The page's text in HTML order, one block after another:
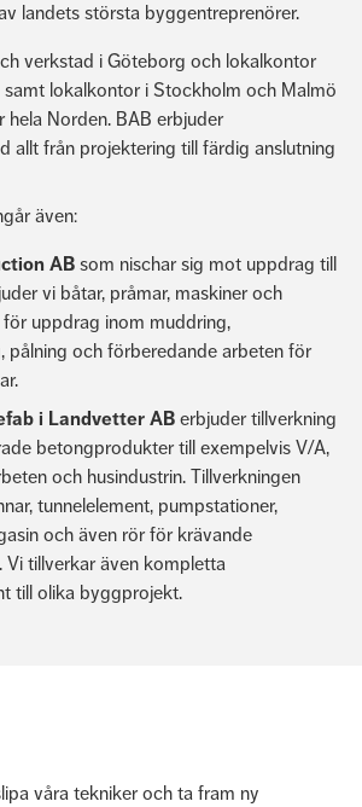
landets största byggentreprenörer.
verkstad i Göteborg och lokalkontor
lokalkontor i Stockholm och Malmö
Norden. BAB erbjuder
allt från projektering till färdig anslutning
även:
AB som nischar sig mot uppdrag till
vi båtar, pråmar, maskiner och
uppdrag inom muddring,
pålning och förberedande arbeten för
i Landvetter AB erbjuder tillverkning
betongprodukter till exempelvis V/A,
och husindustrin. Tillverkningen
tunnelelement, pumpstationer,
och även rör för krävande
Vi tillverkar även kompletta
till olika byggprojekt.
byggande
Sverige
våra tekniker och ta fram ny